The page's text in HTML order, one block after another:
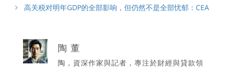
高关税对明年GDP的全部影响，但仍然不是全部忧郁：CEA
陶 董
陶，資深作家與記者，專注於財經與貸款領